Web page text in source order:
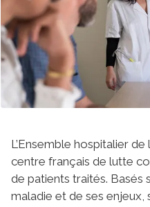
L’Ensemble hospitalier
centre français de lutte
de patients traités. Basés
maladie et de ses